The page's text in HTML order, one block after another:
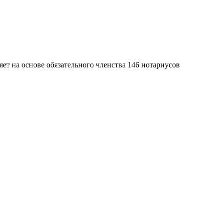
на основе обязательного членства 146 нотариусов